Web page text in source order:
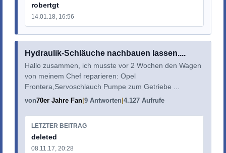
robertgt
14.01.18, 16:56
Hydraulik-Schläuche nachbauen lassen....
Hallo zusammen, ich musste vor 2 Wochen den Wagen
von meinem Chef reparieren: Opel
Frontera,Servoschlauch Pumpe zum Getriebe ...
von70er Jahre Fan 9 Antworten 4.127 Aufrufe
LETZTER BEITRAG
deleted
08.11.17, 20:28